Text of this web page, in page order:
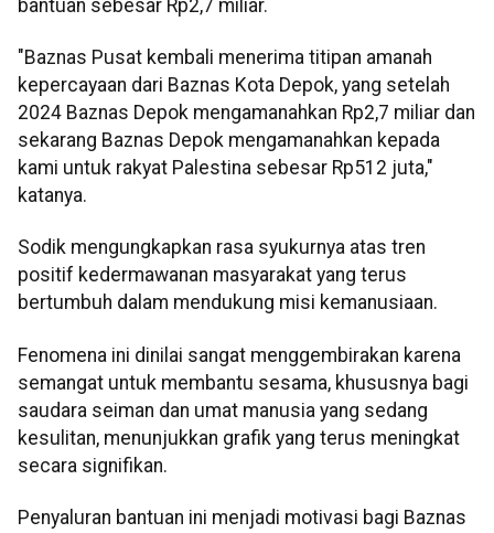
bantuan sebesar Rp2,7 miliar.
"Baznas Pusat kembali menerima titipan amanah
kepercayaan dari Baznas Kota Depok, yang setelah
2024 Baznas Depok mengamanahkan Rp2,7 miliar dan
sekarang Baznas Depok mengamanahkan kepada
kami untuk rakyat Palestina sebesar Rp512 juta,"
katanya.
Sodik mengungkapkan rasa syukurnya atas tren
positif kedermawanan masyarakat yang terus
bertumbuh dalam mendukung misi kemanusiaan.
Fenomena ini dinilai sangat menggembirakan karena
semangat untuk membantu sesama, khususnya bagi
saudara seiman dan umat manusia yang sedang
kesulitan, menunjukkan grafik yang terus meningkat
secara signifikan.
Penyaluran bantuan ini menjadi motivasi bagi Baznas